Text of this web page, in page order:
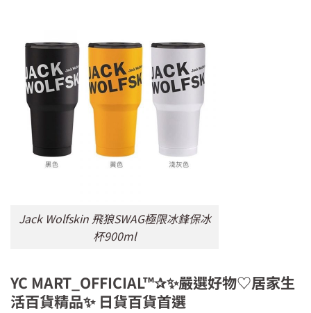
Jack Wolfskin 飛狼SWAG極限冰鋒保冰
杯900ml
YC MART_OFFICIAL™✰✨嚴選好物♡居家生
活百貨精品✨ 日貨百貨首選